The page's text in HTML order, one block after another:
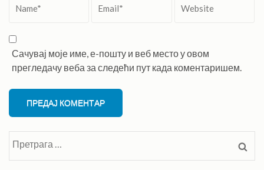
Сачувај моје име, е-пошту и веб место у овом
прегледачу веба за следећи пут када коментаришем.